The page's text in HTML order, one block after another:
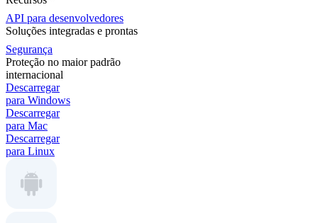
API para desenvolvedores
Soluções integradas e prontas
Segurança
Proteção no maior padrão
internacional
Descarregar
para Windows
Descarregar
para Mac
Descarregar
para Linux